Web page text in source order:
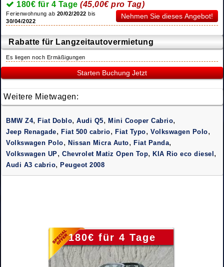
180€ für 4 Tage(45,00€ pro Tag)
Nehmen Sie dieses Angebot!
Ferienwohnung ab 20/02/2022 bis
30/04/2022
Rabatte für Langzeitautovermietung
Es liegen noch Ermäßigungen
Starten Buchung Jetzt
Weitere Mietwagen:
BMW Z4,Fiat Doblo,Audi Q5,Mini Cooper Cabrio,
Jeep Renagade,Fiat 500 cabrio,Fiat Typo,Volkswagen Polo,
Volkswagen Polo,Nissan Micra Auto,Fiat Panda,
Volkswagen UP,Chevrolet Matiz Open Top,KIA Rio eco diesel ,
Audi A3 cabrio,Peugeot 2008
180€ für 4 Tage